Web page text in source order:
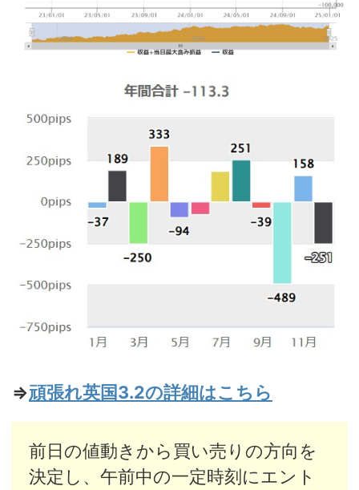
⇒頑張れ英国3.2の詳細はこちら
前日の値動きから買い売りの方向を
決定し、午前中の一定時刻にエント